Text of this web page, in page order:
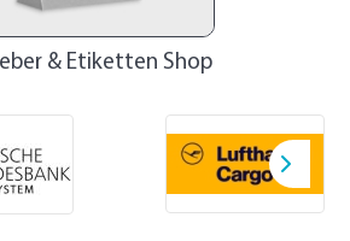
& Etiketten Shop